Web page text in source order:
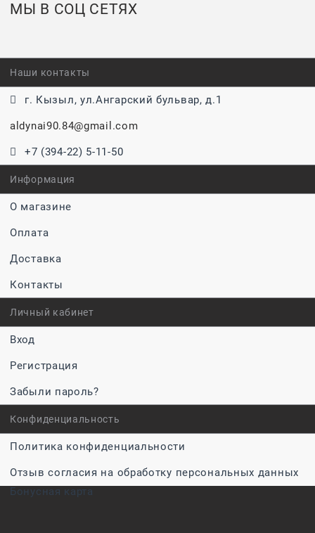
МЫ В СОЦ СЕТЯХ
Наши контакты
г. Кызыл, ул.Ангарский бульвар, д.1
aldynai90.84@gmail.com
+7 (394-22) 5-11-50
Информация
О магазине
Оплата
Доставка
Контакты
Личный кабинет
Вход
Регистрация
Забыли пароль?
Конфиденциальность
Политика конфиденциальности
Отзыв согласия на обработку персональных данных
Бонусная карта